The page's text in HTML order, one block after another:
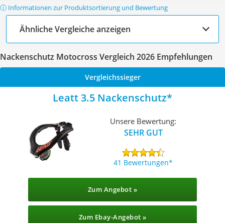
ⓘ Informationen zur Produktsortierung und Bewertung
Ähnliche Vergleiche anzeigen
Nackenschutz Motocross Vergleich 2026 Empfehlungen
Vergleichssieger
Leatt 3.5 Nackenschutz
Unsere Bewertung:
SEHR GUT
41 Bewertungen
Zum Angebot »
Zum Ebay-Angebot »